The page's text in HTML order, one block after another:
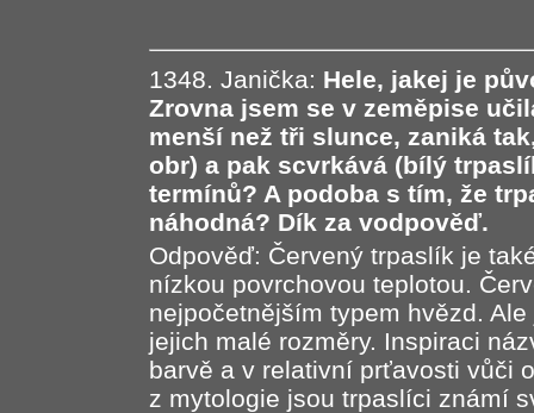
1348. Janička: Hele, jakej je
Zrovna jsem se v zeměpise
menší než tři slunce, zaniká
obr) a pak scvrkává (bílý
termínů? A podoba s tím, že
náhodná? Dík za vodpověď.
Odpověď: Červený trpaslík je
nízkou povrchovou teplotou.
nejpočetnějším typem hvězd.
jejich malé rozměry. Inspiraci
barvě a v relativní prťavosti vůči
z mytologie jsou trpaslíci známí